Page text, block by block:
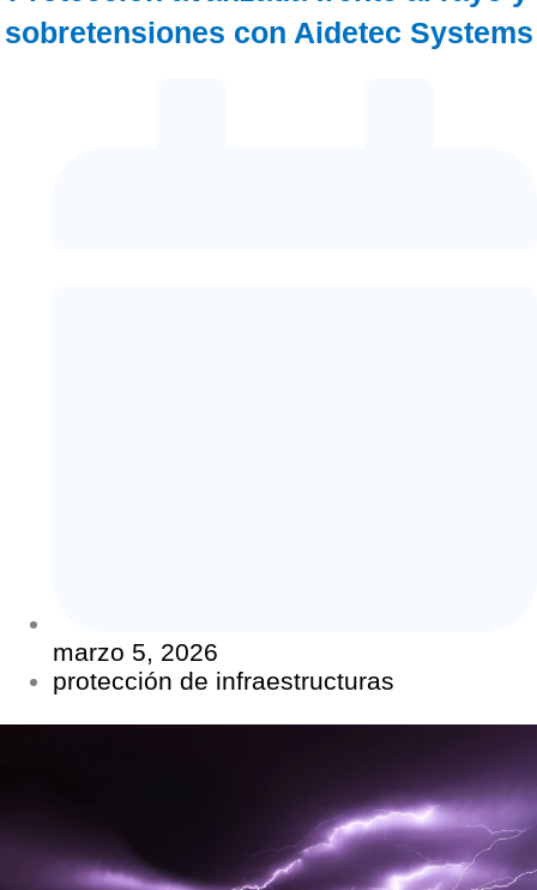
sobretensiones con Aidetec Systems
marzo 5, 2026
protección de infraestructuras